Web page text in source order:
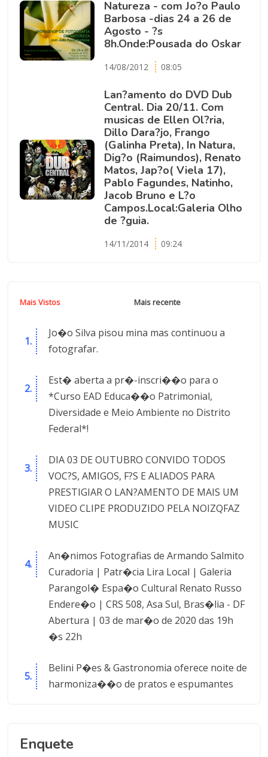
Natureza - com Jo?o Paulo
Barbosa -dias 24 a 26 de
Agosto - ?s
8h.Onde:Pousada do Oskar
14/08/2012 08:05
Lan?amento do DVD Dub
Central. Dia 20/11. Com
musicas de Ellen Ol?ria,
Dillo Dara?jo, Frango
(Galinha Preta), In Natura,
Dig?o (Raimundos), Renato
Matos, Jap?o( Viela 17),
Pablo Fagundes, Natinho,
Jacob Bruno e L?o
Campos.Local:Galeria Olho
de ?guia.
14/11/2014 09:24
Mais Vistos Mais recente
Jo�o Silva pisou mina mas continuou a
fotografar.
Est� aberta a pr�-inscri��o para o
*Curso EAD Educa��o Patrimonial,
Diversidade e Meio Ambiente no Distrito
Federal*!
DIA 03 DE OUTUBRO CONVIDO TODOS
VOC?S, AMIGOS, F?S E ALIADOS PARA
PRESTIGIAR O LAN?AMENTO DE MAIS UM
VIDEO CLIPE PRODUZIDO PELA NOIZQFAZ
MUSIC
An�nimos Fotografias de Armando Salmito
Curadoria | Patr�cia Lira Local | Galeria
Parangol� Espa�o Cultural Renato Russo
Endere�o | CRS 508, Asa Sul, Bras�lia - DF
Abertura | 03 de mar�o de 2020 das 19h
�s 22h
Belini P�es & Gastronomia oferece noite de
harmoniza��o de pratos e espumantes
Enquete